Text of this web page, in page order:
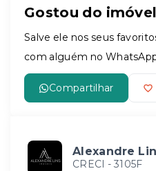
Gostou do
Salve ele nos seus
com alguém no
Compartilhar
Alexandre
CRECI - 3105F